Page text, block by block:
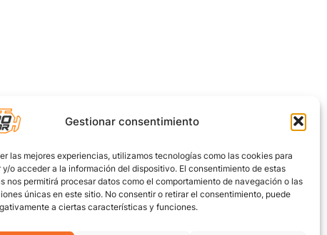
Gestionar consentimiento
las mejores experiencias, utilizamos tecnologías como las cookies para
y/o acceder a la información del dispositivo. El consentimiento de estas
nos permitirá procesar datos como el comportamiento de navegación o las
únicas en este sitio. No consentir o retirar el consentimiento, puede
a ciertas características y funciones.